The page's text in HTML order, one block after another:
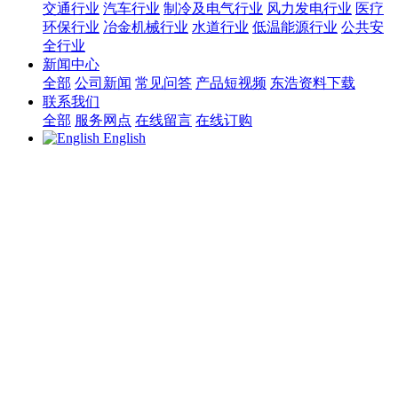
交通行业 汽车行业 制冷及电气行业 风力发电行业 医疗
环保行业 冶金机械行业 水道行业 低温能源行业 公共安
全行业
新闻中心
全部 公司新闻 常见问答 产品短视频 东浩资料下载
联系我们
全部 服务网点 在线留言 在线订购
English